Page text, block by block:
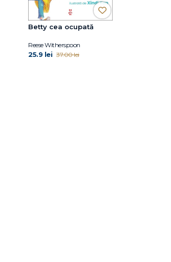
Betty cea ocupată
Reese Witherspoon
25.9 lei 37.00 lei